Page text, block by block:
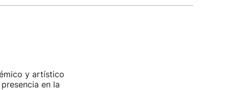
y artístico
en la